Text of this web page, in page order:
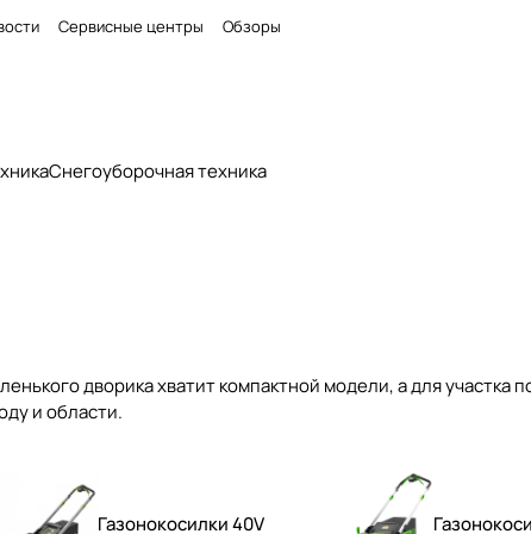
Сервисные центры Обзоры
Снегоуборочная техника
дворика хватит компактной модели, а для
и области.
Газонокосилки 40V